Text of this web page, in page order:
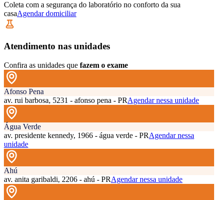
Coleta com a segurança do laboratório no conforto da sua
casaAgendar domiciliar
Atendimento nas unidades
Confira as unidades que fazem o exame
Afonso Pena
av. rui barbosa, 5231 - afonso pena - PRAgendar nessa unidade
Água Verde
av. presidente kennedy, 1966 - água verde - PRAgendar nessa
unidade
Ahú
av. anita garibaldi, 2206 - ahú - PRAgendar nessa unidade